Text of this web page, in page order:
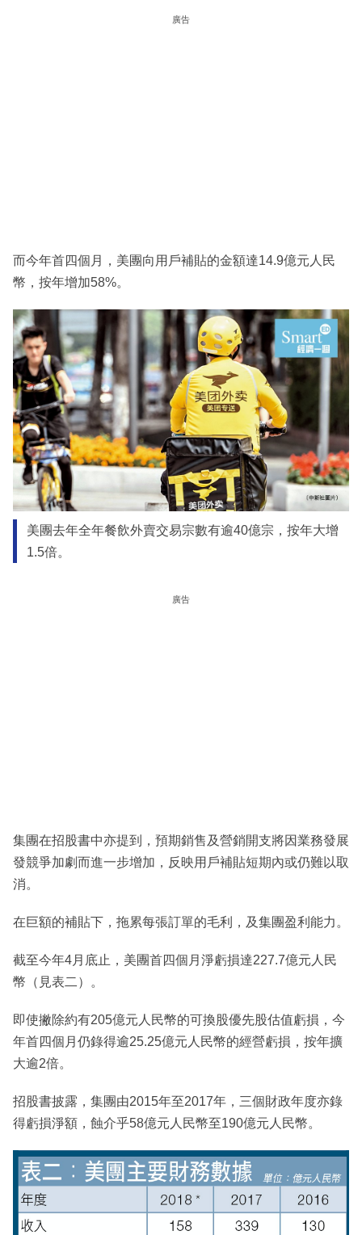
廣告
而今年首四個月，美團向用戶補貼的金額達14.9億元人民
幣，按年增加58%。
美團去年全年餐飲外賣交易宗數有逾40億宗，按年大增
1.5倍。
廣告
集團在招股書中亦提到，預期銷售及營銷開支將因業務發展
發競爭加劇而進一步增加，反映用戶補貼短期內或仍難以取
消。
在巨額的補貼下，拖累每張訂單的毛利，及集團盈利能力。
截至今年4月底止，美團首四個月淨虧損達227.7億元人民
幣（見表二）。
即使撇除約有205億元人民幣的可換股優先股估值虧損，今
年首四個月仍錄得逾25.25億元人民幣的經營虧損，按年擴
大逾2倍。
招股書披露，集團由2015年至2017年，三個財政年度亦錄
得虧損淨額，蝕介乎58億元人民幣至190億元人民幣。